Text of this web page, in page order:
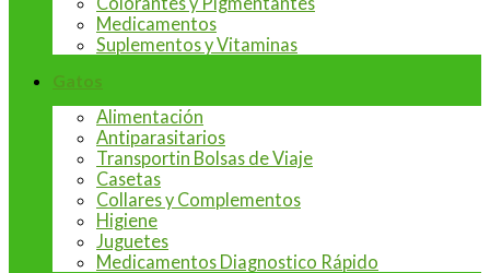
Medicamentos
Suplementos y Vitaminas
Gatos
Alimentación
Antiparasitarios
Transportin Bolsas de Viaje
Casetas
Collares y Complementos
Higiene
Juguetes
Medicamentos Diagnostico Rápido